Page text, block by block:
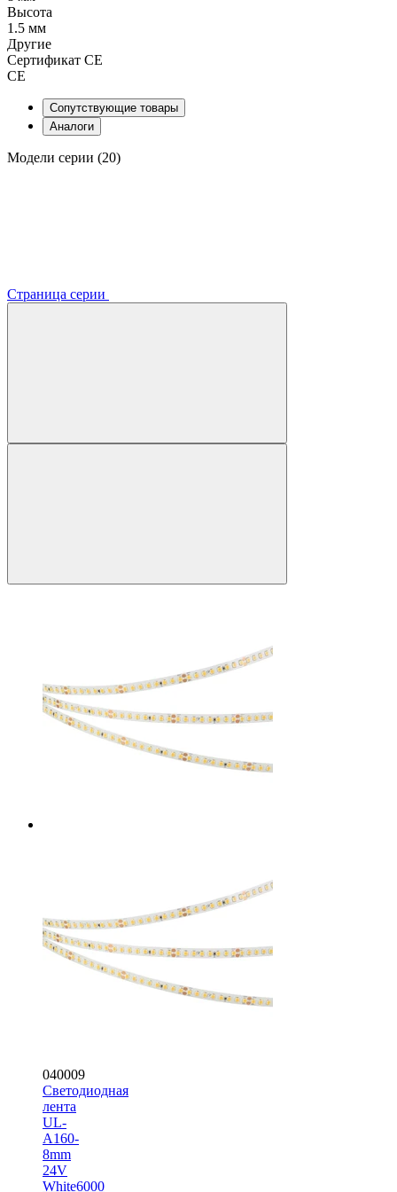
Высота
1.5 мм
Другие
Сертификат CE
CE
Сопутствующие товары
Аналоги
Модели серии (20)
Страница серии
040009
Светодиодная
лента
UL-
A160-
8mm
24V
White6000